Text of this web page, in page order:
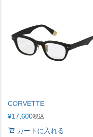
CORVETTE
¥17,600税込
カートに入れる